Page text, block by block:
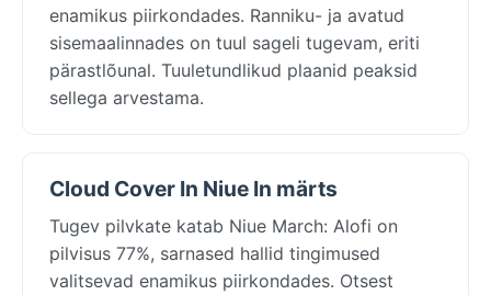
enamikus piirkondades. Ranniku- ja avatud
sisemaalinnades on tuul sageli tugevam, eriti
pärastlõunal. Tuuletundlikud plaanid peaksid
sellega arvestama.
Cloud Cover In Niue In märts
Tugev pilvkate katab Niue March: Alofi on
pilvisus 77%, sarnased hallid tingimused
valitsevad enamikus piirkondades. Otsest